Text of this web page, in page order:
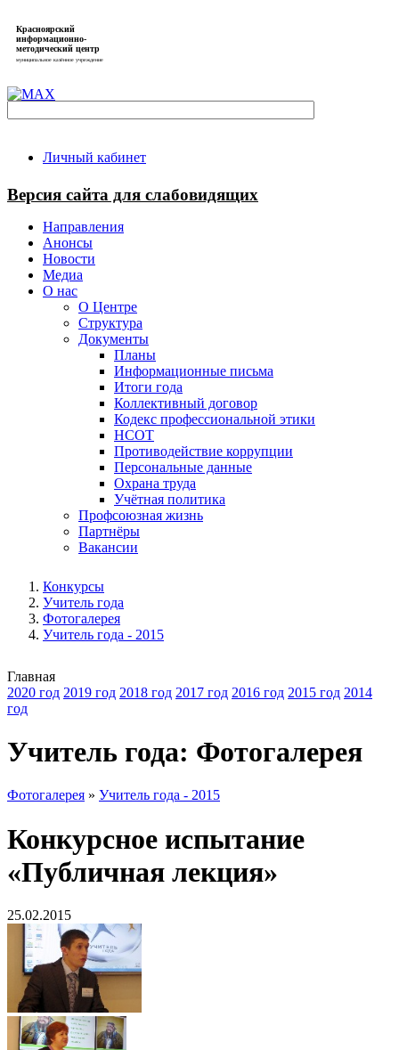
Красноярский
информационно-
методический центр
муниципальное казённое учреждение
Личный кабинет
Версия сайта для слабовидящих
Направления
Анонсы
Новости
Медиа
О нас
О Центре
Структура
Документы
Планы
Информационные письма
Итоги года
Коллективный договор
Кодекс профессиональной этики
НСОТ
Противодействие коррупции
Персональные данные
Охрана труда
Учётная политика
Профсоюзная жизнь
Партнёры
Вакансии
Конкурсы
Учитель года
Фотогалерея
Учитель года - 2015
Главная
2020 год 2019 год 2018 год 2017 год 2016 год 2015 год 2014
год
Учитель года: Фотогалерея
Фотогалерея » Учитель года - 2015
Конкурсное испытание
«Публичная лекция»
25.02.2015